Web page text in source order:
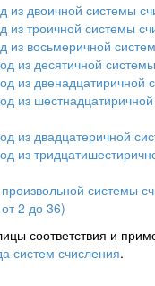
из двоичной системы
из троичной системы
из восьмеричной
из десятичной
из двенадцатиричной
из
из двадцатеричной
из
системы
2 до 36)
соответствия и
систем счисления.